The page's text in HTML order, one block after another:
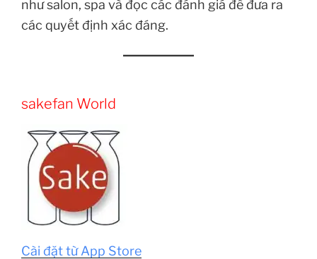
như salon, spa và đọc các đánh giá để đưa ra
các quyết định xác đáng.
sakefan World
Cài đặt từ App Store